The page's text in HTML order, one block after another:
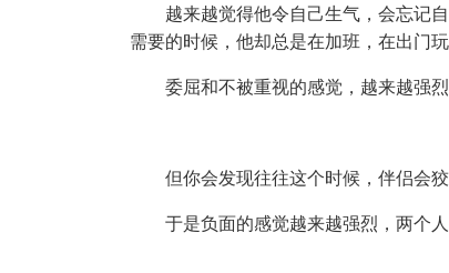
越来越觉得他令自己生气，会忘记
需要的时候，他却总是在加班，在出门玩
委屈和不被重视的感觉，越来越强
但你会发现往往这个时候，伴侣会
于是负面的感觉越来越强烈，两个